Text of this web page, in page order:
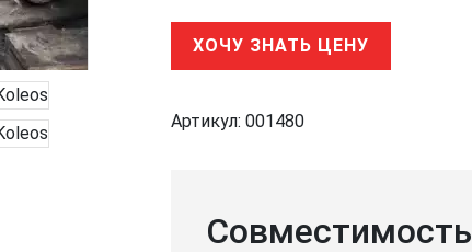
ХОЧУ ЗНАТЬ ЦЕНУ
Артикул: 001480
Совместимость